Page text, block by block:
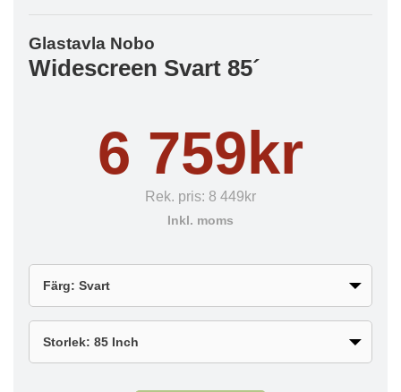
Glastavla Nobo
Widescreen Svart 85´
6 759kr
Rek. pris: 8 449kr
Inkl. moms